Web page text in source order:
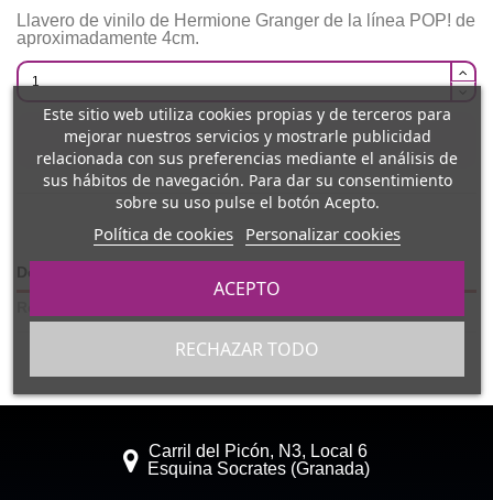
Llavero de vinilo de Hermione Granger de la línea POP! de
aproximadamente 4cm.
Añadir al carrito
Detalles del producto
Carril del Picón, N3, Local 6
Esquina Socrates (Granada)
Este sitio web utiliza cookies propias y de terceros para
mejorar nuestros servicios y mostrarle publicidad
relacionada con sus preferencias mediante el análisis de
sus hábitos de navegación. Para dar su consentimiento
sobre su uso pulse el botón Acepto.
Política de cookies Personalizar cookies
RECHAZAR TODO
ACEPTO